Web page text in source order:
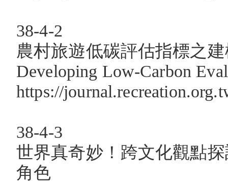
38-4-2
農村旅遊低碳評估指標之
Developing Low-Carbon
https://
38-4-3
世界真奇妙！跨文化觀點
角色